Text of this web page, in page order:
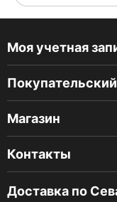
Моя учетная
Магазин
Контакты
Доставка по